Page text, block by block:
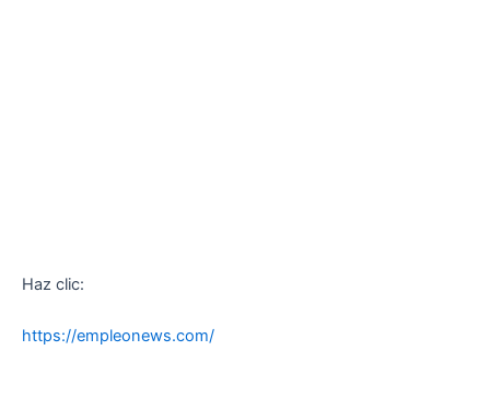
Haz clic:
https://empleonews.com/